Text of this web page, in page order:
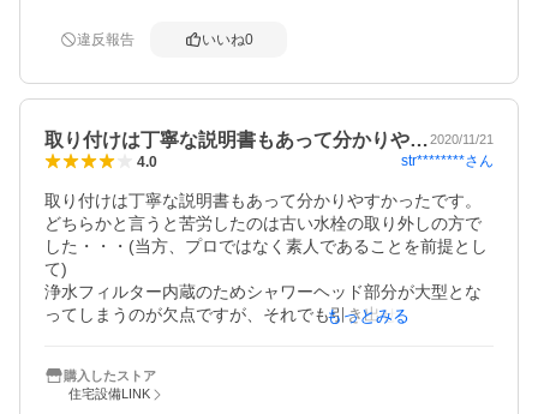
違反報告 いいね0
取り付けは丁寧な説明書もあって分かりや…2020/11/21
4.0 str********さん
取り付けは丁寧な説明書もあって分かりやすかったです。
どちらかと言うと苦労したのは古い水栓の取り外しの方で
した・・・(当方、プロではなく素人であることを前提とし
て)
浄水フィルター内蔵のためシャワーヘッド部分が大型とな
ってしまうのが欠点ですが、それでも引き出せるのはシン
欠点かな？そのうち慣れるかもしれませんが。
もっとみる
購入したストア
住宅設備LINK